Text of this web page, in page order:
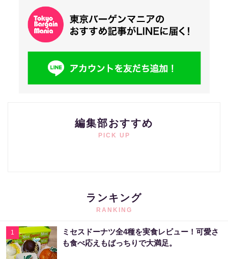
編集部おすすめ
PICK UP
ランキング
RANKING
1
ミセスドーナツ全4種を実食レビュー！可愛さ
も食べ応えもばっちりで大満足。